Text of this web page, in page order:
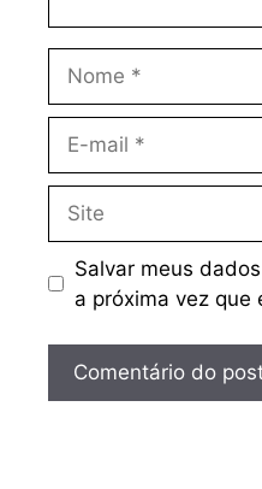
mail
Salvar meus
a próxima vez que